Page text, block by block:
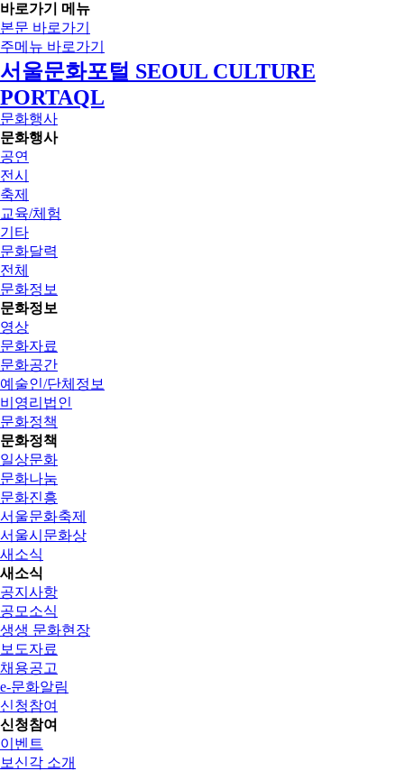
바로가기 메뉴
본문 바로가기
주메뉴 바로가기
서울문화포털 SEOUL CULTURE
PORTAQL
문화행사
문화행사
공연
전시
축제
교육/체험
기타
문화달력
전체
문화정보
문화정보
영상
문화자료
문화공간
예술인/단체정보
비영리법인
문화정책
문화정책
일상문화
문화나눔
문화진흥
서울문화축제
서울시문화상
새소식
새소식
공지사항
공모소식
생생 문화현장
보도자료
채용공고
e-문화알림
신청참여
신청참여
이벤트
보신각 소개